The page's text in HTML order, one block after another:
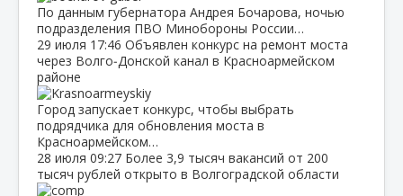
По данным губернатора Андрея Бочарова, ночью
подразделения ПВО Минобороны России…
29 июля 17:46 Объявлен конкурс на ремонт моста
через Волго‑Донской канал в Красноармейском
районе
Город запускает конкурс, чтобы выбрать
подрядчика для обновления моста в
Красноармейском…
28 июля 09:27 Более 3,9 тысяч вакансий от 200
тысяч рублей открыто в Волгоградской области